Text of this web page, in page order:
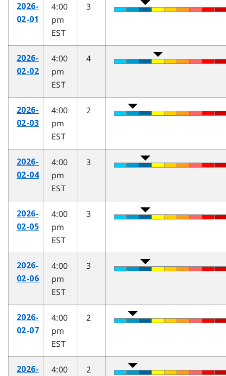
2026-
02-01
4:00
pm
EST
3
2026-
02-02
4:00
pm
EST
4
2026-
02-03
4:00
pm
EST
2
2026-
02-04
4:00
pm
EST
3
2026-
02-05
4:00
pm
EST
3
2026-
02-06
4:00
pm
EST
3
2026-
02-07
4:00
pm
EST
2
2026-
4:00
2